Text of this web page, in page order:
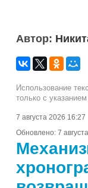
Автор:
Использование
только с указанием
7 августа 2026 16:27
Обновлено: 7